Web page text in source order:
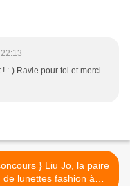
:-) Ravie pour toi et merci
} Liu Jo, la paire
de lunettes fashion à